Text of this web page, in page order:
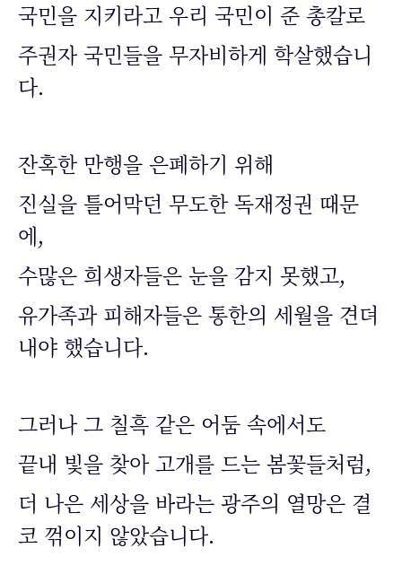
국민을 지키라고 우리 국민이 준 총칼로
주권자 국민들을 무자비하게 학살했습니
다.
잔혹한 만행을 은폐하기 위해
진실을 틀어막던 무도한 독재정권 때문
에,
수많은 희생자들은 눈을 감지 못했고,
유가족과 피해자들은 통한의 세월을 견뎌
내야 했습니다.
그러나 그 칠흑 같은 어둠 속에서도
끝내 빛을 찾아 고개를 드는 봄꽃들처럼,
더 나은 세상을 바라는 광주의 열망은 결
코 꺾이지 않았습니다.